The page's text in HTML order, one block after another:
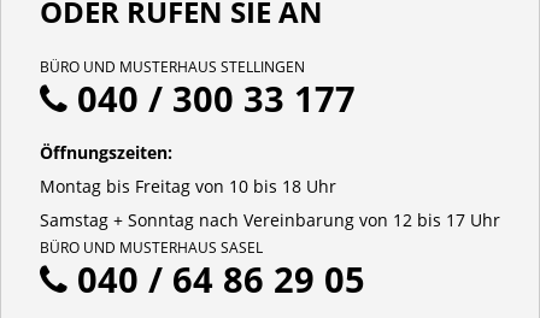
ODER RUFEN SIE AN
BÜRO UND MUSTERHAUS STELLINGEN
040 / 300 33 177
Öffnungszeiten:
Montag bis Freitag von 10 bis 18 Uhr
Samstag + Sonntag nach Vereinbarung von 12 bis 17 Uhr
BÜRO UND MUSTERHAUS SASEL
040 / 64 86 29 05